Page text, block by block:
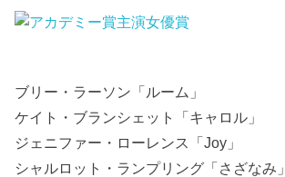
ブリー・ラーソン「ルーム」
ケイト・ブランシェット「キャロル」
ジェニファー・ローレンス「Joy」
シャルロット・ランプリング「さざなみ」